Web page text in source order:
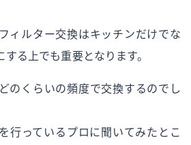
ィルター交換はキッチンだけでな
る上でも重要となります。
のくらいの頻度で交換するのでし
行っているプロに聞いてみたとこ